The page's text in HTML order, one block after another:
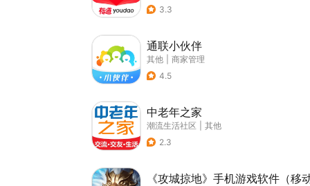
3.3
通联小伙伴
其他
商家管理
4.5
中老年之家
潮流生活社区
其他
2.3
《攻城掠地》手机游戏软件（移